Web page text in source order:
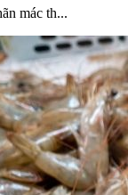
mác th...